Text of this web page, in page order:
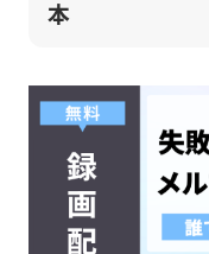
本